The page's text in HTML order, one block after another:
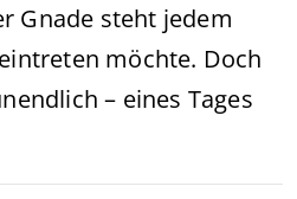
Gnade steht jedem
möchte. Doch
– eines Tages